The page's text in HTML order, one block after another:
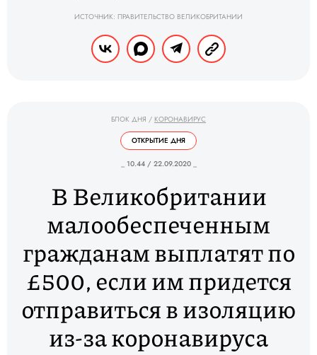
ИСТОЧНИК: ПРАВИТЕЛЬСТВО ВЕЛИКОБРИТАНИИ
БЛОК ДНЯ / КОРОНАВИРУС
ОТКРЫТИЕ ДНЯ
_ 10.44 / 22.09.2020 _
В Великобритании
малообеспеченным
гражданам выплатят по
£500, если им придется
отправиться в изоляцию
из-за коронавируса